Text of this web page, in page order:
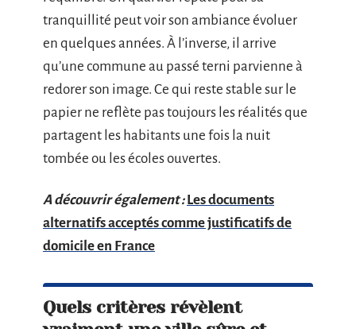
tranquillité peut voir son ambiance évoluer
en quelques années. À l’inverse, il arrive
qu’une commune au passé terni parvienne à
redorer son image. Ce qui reste stable sur le
papier ne reflète pas toujours les réalités que
partagent les habitants une fois la nuit
tombée ou les écoles ouvertes.
A découvrir également : Les documents
alternatifs acceptés comme justificatifs de
domicile en France
Quels critères révèlent